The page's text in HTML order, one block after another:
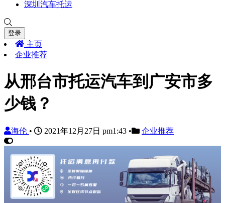
深圳汽车托运
登录
主页
企业推荐
从邢台市托运汽车到广安市多
少钱？
海伦 • 2021年12月27日 pm1:43 • 企业推荐